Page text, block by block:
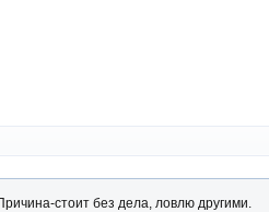
стоит без дела, ловлю другими.